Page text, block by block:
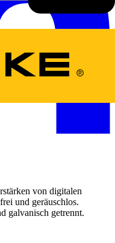
von digitalen
und geräuschlos.
galvanisch getrennt.